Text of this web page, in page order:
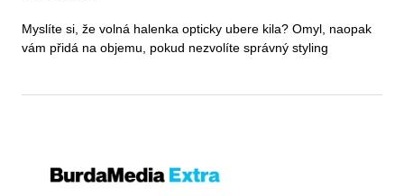
Myslíte si, že volná halenka opticky ubere kila? Omyl, naopak
vám přidá na objemu, pokud nezvolíte správný styling